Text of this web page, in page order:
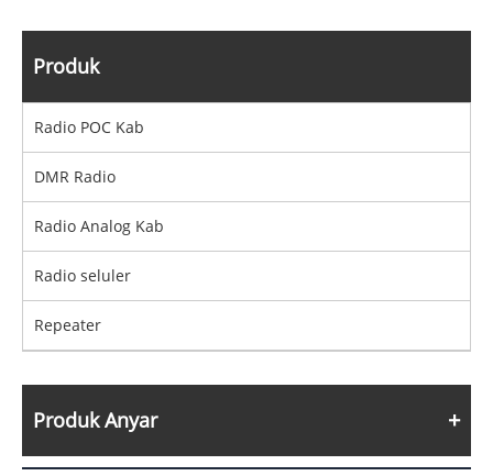
Produk
Radio POC Kab
DMR Radio
Radio Analog Kab
Radio seluler
Repeater
Produk Anyar